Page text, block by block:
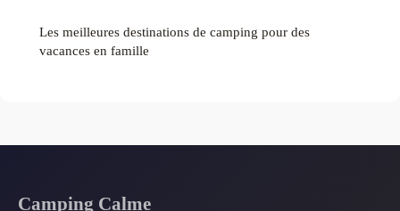
Les meilleures destinations de camping pour des
vacances en famille
Camping Calme